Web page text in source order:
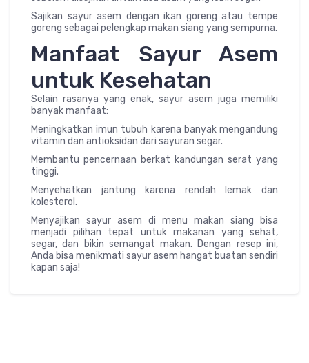
Sajikan sayur asem dengan ikan goreng atau tempe
goreng sebagai pelengkap makan siang yang sempurna.
Manfaat Sayur Asem
untuk Kesehatan
Selain rasanya yang enak, sayur asem juga memiliki
banyak manfaat:
Meningkatkan imun tubuh karena banyak mengandung
vitamin dan antioksidan dari sayuran segar.
Membantu pencernaan berkat kandungan serat yang
tinggi.
Menyehatkan jantung karena rendah lemak dan
kolesterol.
Menyajikan sayur asem di menu makan siang bisa
menjadi pilihan tepat untuk makanan yang sehat,
segar, dan bikin semangat makan. Dengan resep ini,
Anda bisa menikmati sayur asem hangat buatan sendiri
kapan saja!